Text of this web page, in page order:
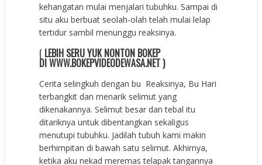
kehangatan mulai menjalari tubuhku. Sampai di
situ aku berbuat seolah-olah telah mulai lelap
tertidur sambil menunggu reaksinya.
( LEBIH SERU YUK NONTON BOKEP
DI WWW.BOKEPVIDEODEWASA.NET )
Cerita selingkuh dengan bu Reaksinya, Bu Hari
terbangkit dan menarik selimut yang
dikenakannya. Selimut besar dan tebal itu
ditariknya untuk dibentangkan sekaligus
menutupi tubuhku. Jadilah tubuh kami makin
berhimpitan di bawah satu selimut. Akhirnya,
ketika aku nekad meremas telapak tangannya